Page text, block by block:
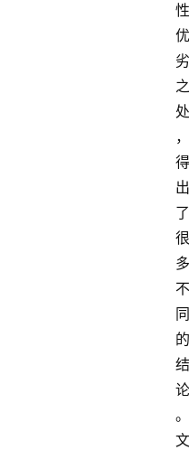
性
优
劣
之
处
，
得
出
了
很
多
不
同
的
结
论
。
文